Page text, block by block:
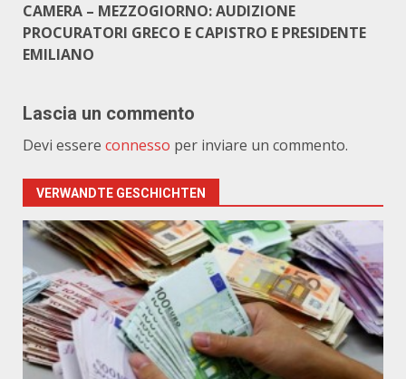
CAMERA – MEZZOGIORNO: AUDIZIONE
PROCURATORI GRECO E CAPISTRO E PRESIDENTE
EMILIANO
Lascia un commento
Devi essere connesso per inviare un commento.
VERWANDTE GESCHICHTEN